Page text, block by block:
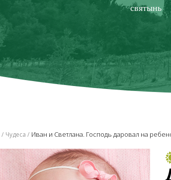
святынь
Чудеса Иван и Светлана. Господь даровал на